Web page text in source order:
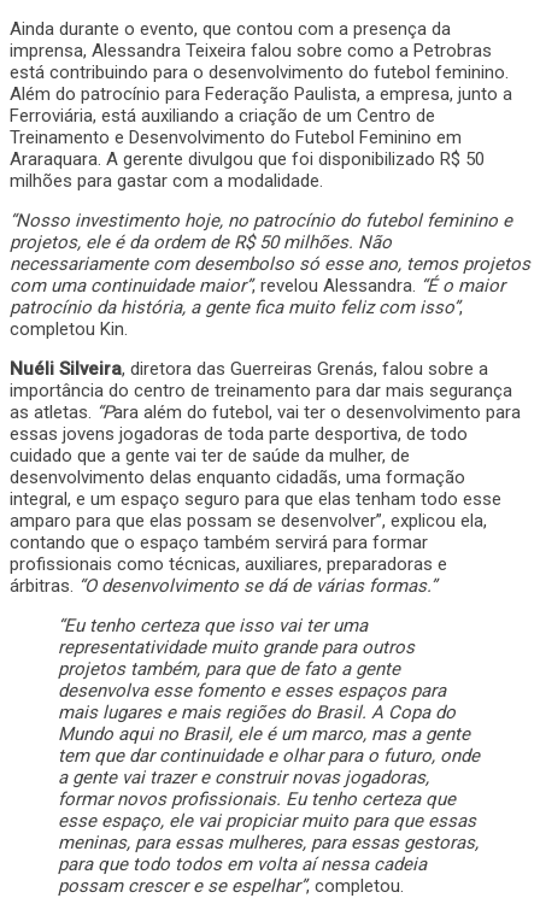
Ainda durante o evento, que contou com a presença da
imprensa, Alessandra Teixeira falou sobre como a Petrobras
está contribuindo para o desenvolvimento do futebol feminino.
Além do patrocínio para Federação Paulista, a empresa, junto a
Ferroviária, está auxiliando a criação de um Centro de
Treinamento e Desenvolvimento do Futebol Feminino em
Araraquara. A gerente divulgou que foi disponibilizado R$ 50
milhões para gastar com a modalidade.
“Nosso investimento hoje, no patrocínio do futebol feminino e
projetos, ele é da ordem de R$ 50 milhões. Não
necessariamente com desembolso só esse ano, temos projetos
com uma continuidade maior”, revelou Alessandra.
“É o maior
patrocínio da história, a gente fica muito feliz com isso”,
completou Kin.
Nuéli Silveira, diretora das Guerreiras Grenás, falou sobre a
importância do centro de treinamento para dar mais segurança
as atletas.
“Para além do futebol, vai ter o desenvolvimento para
essas jovens jogadoras de toda parte desportiva, de todo
cuidado que a gente vai ter de saúde da mulher, de
desenvolvimento delas enquanto cidadãs, uma formação
integral, e um espaço seguro para que elas tenham todo esse
amparo para que elas possam se desenvolver”, explicou ela,
contando que o espaço também servirá para formar
profissionais como técnicas, auxiliares, preparadoras e
árbitras.
“O desenvolvimento se dá de várias formas.”
“Eu tenho certeza que isso vai ter uma
representatividade muito grande para outros
projetos também, para que de fato a gente
desenvolva esse fomento e esses espaços para
mais lugares e mais regiões do Brasil. A Copa do
Mundo aqui no Brasil, ele é um marco, mas a gente
tem que dar continuidade e olhar para o futuro, onde
a gente vai trazer e construir novas jogadoras,
formar novos profissionais. Eu tenho certeza que
esse espaço, ele vai propiciar muito para que essas
meninas, para essas mulheres, para essas gestoras,
para que todo todos em volta aí nessa cadeia
possam crescer e se espelhar”, completou.